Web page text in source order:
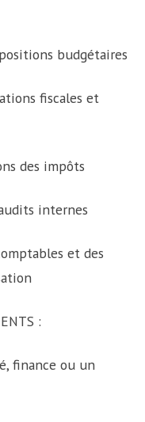
budgétaires
fiscales et
des impôts
internes
et des
:
finance ou un